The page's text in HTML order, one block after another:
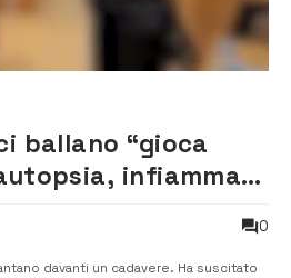
ballano “gioca
infiamma
0
davanti un cadavere. Ha suscitato